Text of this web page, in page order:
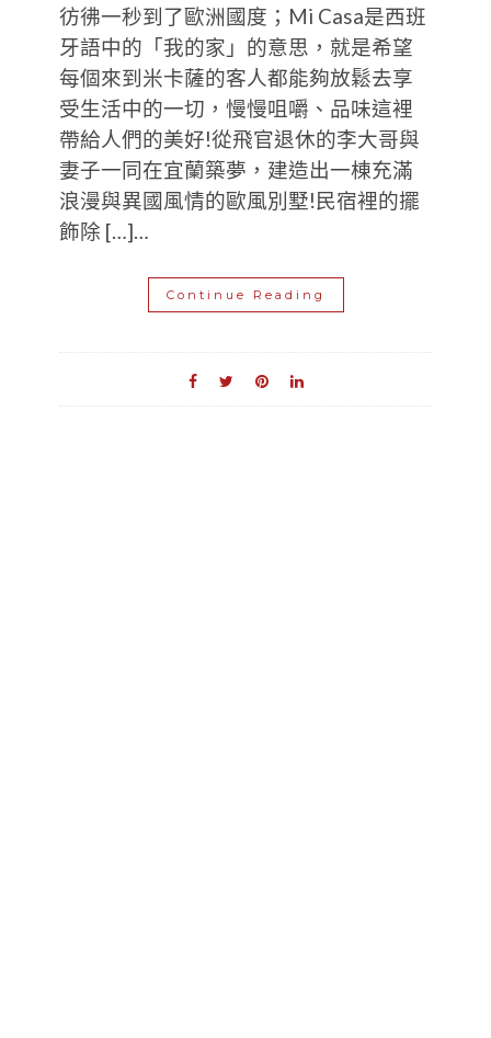
彷彿一秒到了歐洲國度；Mi Casa是西班
牙語中的「我的家」的意思，就是希望
每個來到米卡薩的客人都能夠放鬆去享
受生活中的一切，慢慢咀嚼、品味這裡
帶給人們的美好!從飛官退休的李大哥與
妻子一同在宜蘭築夢，建造出一棟充滿
浪漫與異國風情的歐風別墅!民宿裡的擺
飾除 […]…
Continue Reading